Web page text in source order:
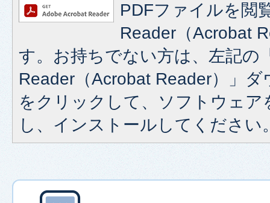
PDFファイルを閲
Reader（Acrobat
す。お持ちでない方は、左記の
Reader（Acrobat Reader）」
をクリックして、ソフトウェア
し、インストールしてください